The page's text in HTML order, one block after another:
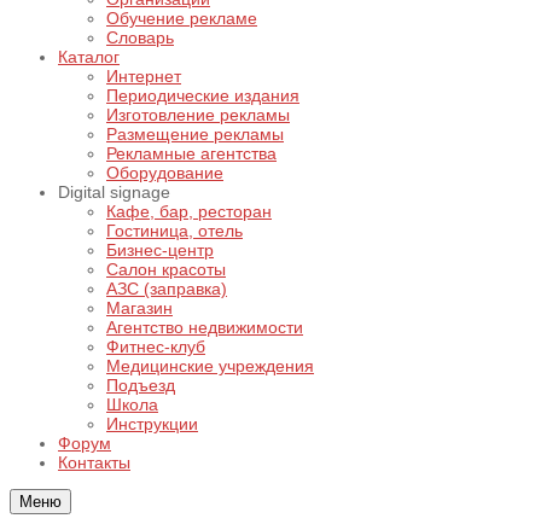
Обучение рекламе
Словарь
Каталог
Интернет
Периодические издания
Изготовление рекламы
Размещение рекламы
Рекламные агентства
Оборудование
Digital signage
Кафе, бар, ресторан
Гостиница, отель
Бизнес-центр
Салон красоты
АЗС (заправка)
Магазин
Агентство недвижимости
Фитнес-клуб
Медицинские учреждения
Подъезд
Школа
Инструкции
Форум
Контакты
Меню